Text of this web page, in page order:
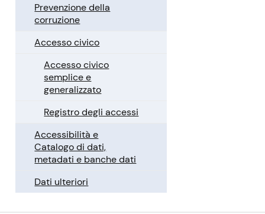
Prevenzione della
corruzione
Accesso civico
Accesso civico
semplice e
generalizzato
Registro degli accessi
Accessibilità e
Catalogo di dati,
metadati e banche dati
Dati ulteriori